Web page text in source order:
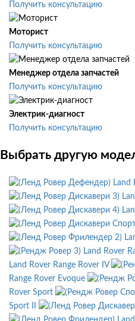
Получить консультацию
Моторист
Получить консультацию
Менеджер отдела запчастей
Получить консультацию
Электрик-диагност
Получить консультацию
Выбрать другую
Land
Land Rover
Land Rover Range Rover IV
Range Rover Evoque
Rover Sport
Sport II